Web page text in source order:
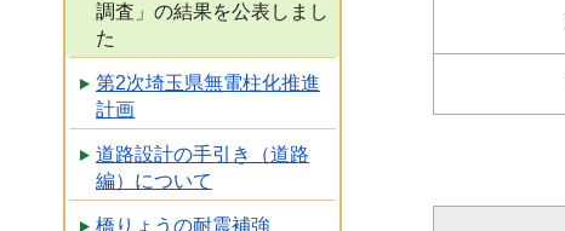
調査」の結果を公表しまし
た
第2次埼玉県無電柱化推進
計画
道路設計の手引き（道路
編）について
橋りょうの耐震補強